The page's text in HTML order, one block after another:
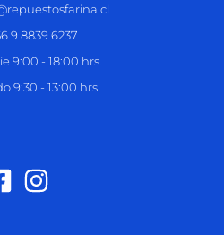
9 8839 6237
9:00 - 18:00 hrs.
9:30 - 13:00 hrs.